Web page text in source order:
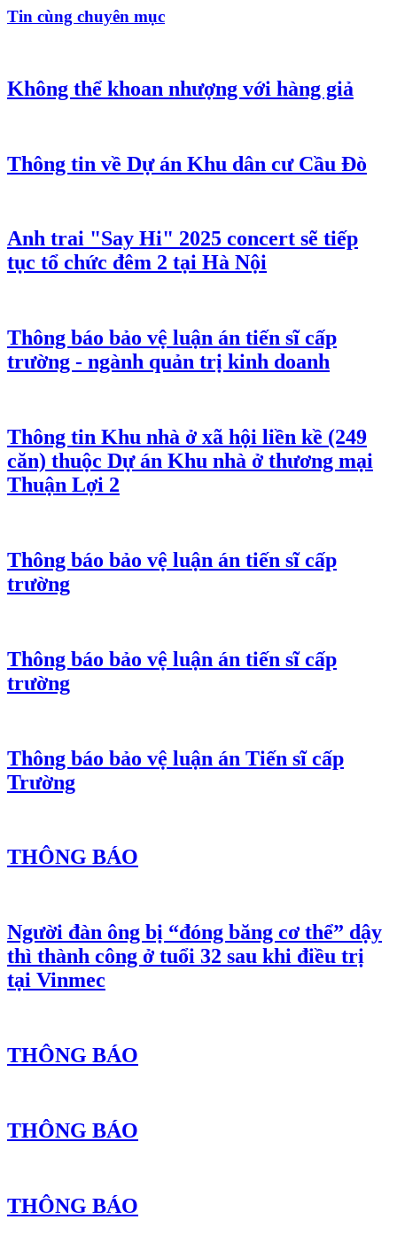
Tin cùng chuyên mục
Không thể khoan nhượng với hàng giả
Thông tin về Dự án Khu dân cư Cầu Đò
Anh trai "Say Hi" 2025 concert sẽ tiếp
tục tổ chức đêm 2 tại Hà Nội
Thông báo bảo vệ luận án tiến sĩ cấp
trường - ngành quản trị kinh doanh
Thông tin Khu nhà ở xã hội liền kề (249
căn) thuộc Dự án Khu nhà ở thương mại
Thuận Lợi 2
Thông báo bảo vệ luận án tiến sĩ cấp
trường
Thông báo bảo vệ luận án tiến sĩ cấp
trường
Thông báo bảo vệ luận án Tiến sĩ cấp
Trường
THÔNG BÁO
Người đàn ông bị “đóng băng cơ thể” dậy
thì thành công ở tuổi 32 sau khi điều trị
tại Vinmec
THÔNG BÁO
THÔNG BÁO
THÔNG BÁO